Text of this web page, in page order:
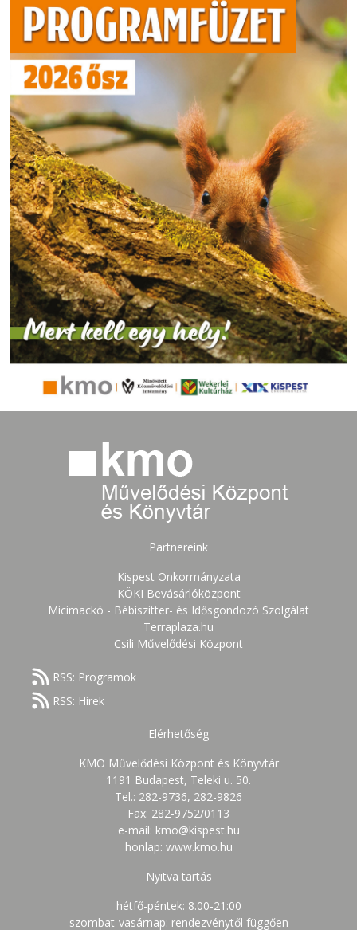
Partnereink
Kispest Önkormányzata
KÖKI Bevásárlóközpont
Micimackó - Bébiszitter- és Idősgondozó Szolgálat
Terraplaza.hu
Csili Művelődési Központ
RSS: Programok
RSS: Hírek
Elérhetőség
KMO Művelődési Központ és Könyvtár
1191 Budapest, Teleki u. 50.
Tel.: 282-9736, 282-9826
Fax: 282-9752/0113
e-mail: kmo@kispest.hu
honlap: www.kmo.hu
Nyitva tartás
hétfő-péntek: 8.00-21:00
szombat-vasárnap: rendezvénytől függően